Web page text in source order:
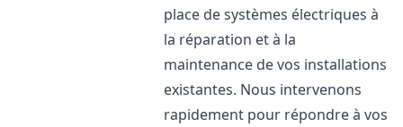
place de systèmes électriques à
la réparation et à la
maintenance de vos installations
existantes. Nous intervenons
rapidement pour répondre à vos